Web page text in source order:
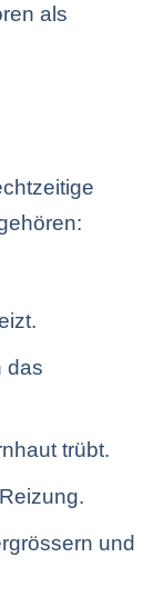
als
das
trübt.
und